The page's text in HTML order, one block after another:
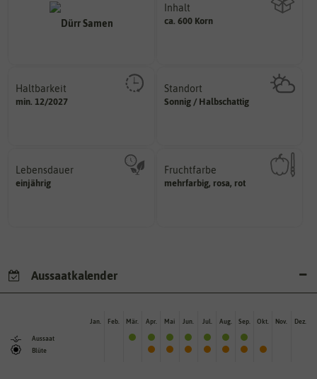
Inhalt
ca. 600 KornWie viel ist enthalten
Haltbarkeit
min. 12/2027
und Pflanzgut sehr gut keimen
sollte.
Standort
Sonnig / Halbschattig
Pflanze? (schattig, halbschattig,
sonnig, vollsonnig)
Lebensdauer
einjährig
einjährig, zweijährig oder
mehrjährig.
Fruchtfarbe
mehrfarbig, rosa, rot
sie nach dem Reifungsprozess
hat.
Aussaatkalender
Aussaat
Blüte
Jan. Feb. Mär. Apr. Mai Jun. Jul. Aug. Sep. Okt. Nov. Dez.